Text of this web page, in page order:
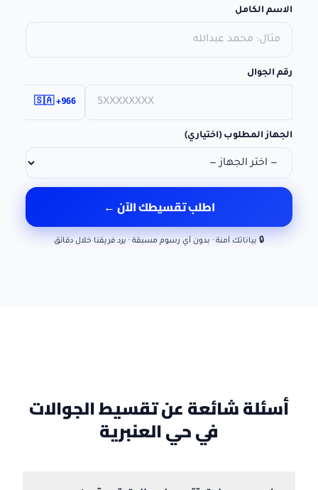
الاسم الكامل
رقم الجوال
🇸🇦 +966
الجهاز المطلوب (اختياري)
اطلب تقسيطك الآن ←
🔒 بياناتك آمنة · بدون أي رسوم مسبقة · يرد فريقنا خلال دقائق
أسئلة شائعة عن تقسيط الجوالات
في حي العنبرية